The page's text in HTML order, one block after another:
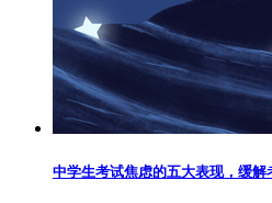
中学生考试焦虑的五大表现，缓解